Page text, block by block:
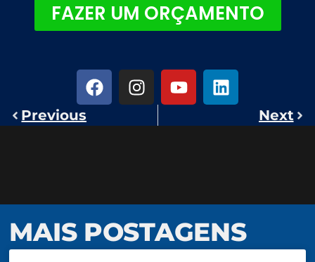
FAZER UM ORÇAMENTO
Previous Next
MAIS POSTAGENS